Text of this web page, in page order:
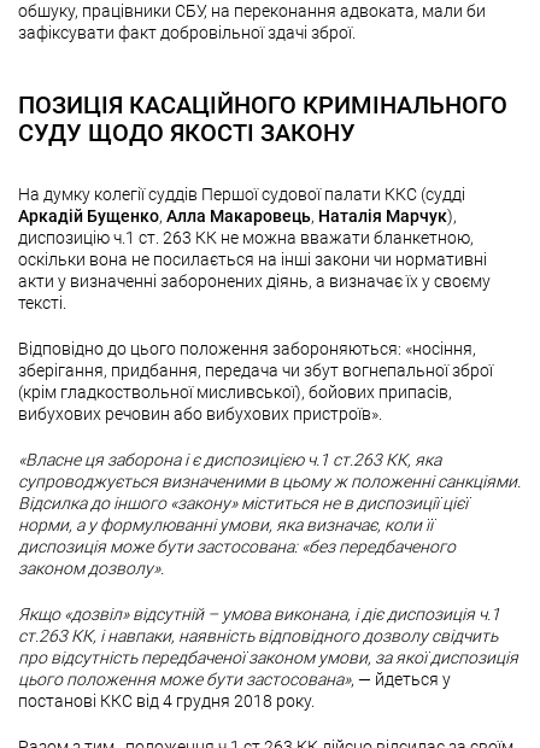
обшуку, працівники СБУ, на переконання адвоката, мали би
зафіксувати факт добровільної здачі зброї.
ПОЗИЦІЯ КАСАЦІЙНОГО КРИМІНАЛЬНОГО
СУДУ ЩОДО ЯКОСТІ ЗАКОНУ
На думку колегії суддів Першої судової палати ККС (судді
Аркадій Бущенко, Алла Макаровець, Наталія Марчук),
диспозицію ч.1 ст. 263 КК не можна вважати бланкетною,
оскільки вона не посилається на інші закони чи нормативні
акти у визначенні заборонених діянь, а визначає їх у своєму
тексті.
Відповідно до цього положення забороняються: «носіння,
зберігання, придбання, передача чи збут вогнепальної зброї
(крім гладкоствольної мисливської), бойових припасів,
вибухових речовин або вибухових пристроїв».
«Власне ця заборона і є диспозицією ч.1 ст.263 КК, яка
супроводжується визначеними в цьому ж положенні санкціями.
Відсилка до іншого «закону» міститься не в диспозиції цієї
норми, а у формулюванні умови, яка визначає, коли її
диспозиція може бути застосована: «без передбаченого
законом дозволу».
Якщо «дозвіл» відсутній – умова виконана, і діє диспозиція ч.1
ст.263 КК, і навпаки, наявність відповідного дозволу свідчить
про відсутність передбаченої законом умови, за якої диспозиція
цього положення може бути застосована», — йдеться у
постанові ККС від 4 грудня 2018 року.